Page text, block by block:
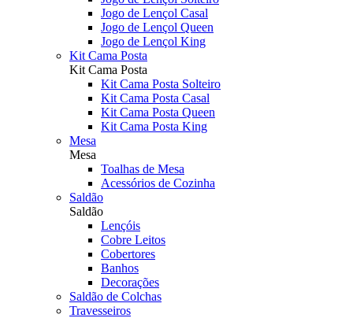
Jogo de Lençol Casal
Jogo de Lençol Queen
Jogo de Lençol King
Kit Cama Posta
Kit Cama Posta
Kit Cama Posta Solteiro
Kit Cama Posta Casal
Kit Cama Posta Queen
Kit Cama Posta King
Mesa
Mesa
Toalhas de Mesa
Acessórios de Cozinha
Saldão
Saldão
Lençóis
Cobre Leitos
Cobertores
Banhos
Decorações
Saldão de Colchas
Travesseiros